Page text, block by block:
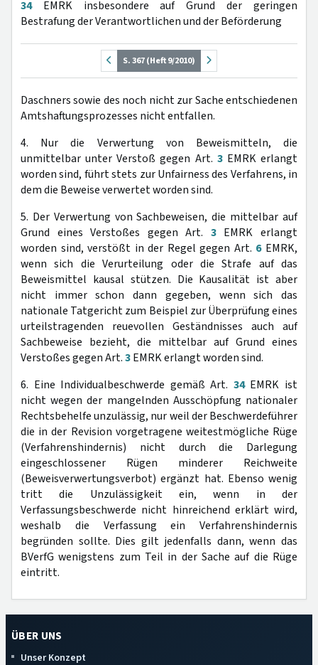
34EMRK insbesondere auf Grund der geringen
Bestrafung der Verantwortlichen und der Beförderung
S. 367 (Heft 9/2010)
Daschners sowie des noch nicht zur Sache entschiedenen
Amtshaftungsprozesses nicht entfallen.
4. Nur die Verwertung von Beweismitteln, die
unmittelbar unter Verstoß gegen Art. 3EMRK erlangt
worden sind, führt stets zur Unfairness des Verfahrens, in
dem die Beweise verwertet worden sind.
5. Der Verwertung von Sachbeweisen, die mittelbar auf
Grund eines Verstoßes gegen Art. 3EMRK erlangt
worden sind, verstößt in der Regel gegen Art. 6EMRK,
wenn sich die Verurteilung oder die Strafe auf das
Beweismittel kausal stützen. Die Kausalität ist aber
nicht immer schon dann gegeben, wenn sich das
nationale Tatgericht zum Beispiel zur Überprüfung eines
urteilstragenden reuevollen Geständnisses auch auf
Sachbeweise bezieht, die mittelbar auf Grund eines
Verstoßes gegen Art.3EMRK erlangt worden sind.
6. Eine Individualbeschwerde gemäß Art. 34EMRK ist
nicht wegen der mangelnden Ausschöpfung nationaler
Rechtsbehelfe unzulässig, nur weil der Beschwerdeführer
die in der Revision vorgetragene weitestmögliche Rüge
(Verfahrenshindernis) nicht durch die Darlegung
eingeschlossener Rügen minderer Reichweite
(Beweisverwertungsverbot) ergänzt hat. Ebenso wenig
tritt die Unzulässigkeit ein, wenn in der
Verfassungsbeschwerde nicht hinreichend erklärt wird,
weshalb die Verfassung ein Verfahrenshindernis
begründen sollte. Dies gilt jedenfalls dann, wenn das
BVerfG wenigstens zum Teil in der Sache auf die Rüge
eintritt.
ÜBER UNS
Unser Konzept